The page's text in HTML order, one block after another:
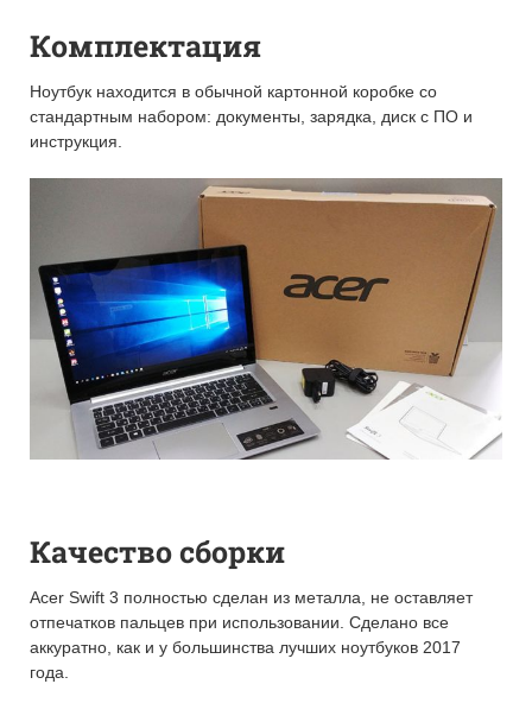
Комплектация
Ноутбук находится в обычной картонной коробке со
стандартным набором: документы, зарядка, диск с ПО и
инструкция.
Качество сборки
Acer Swift 3 полностью сделан из металла, не оставляет
отпечатков пальцев при использовании. Сделано все
аккуратно, как и у большинства лучших ноутбуков 2017
года.